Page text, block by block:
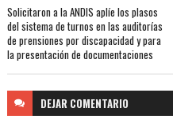
Solicitaron a la ANDIS aplíe los plasos
del sistema de turnos en las auditorías
de prensiones por discapacidad y para
la presentación de documentaciones
DEJAR COMENTARIO